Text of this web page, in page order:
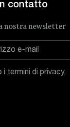
contatto
nostra newsletter
i termini di privacy